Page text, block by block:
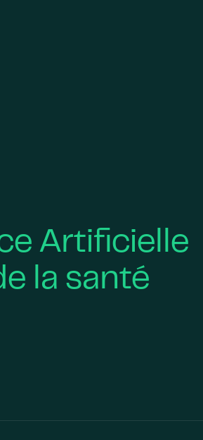
Artificielle
la santé